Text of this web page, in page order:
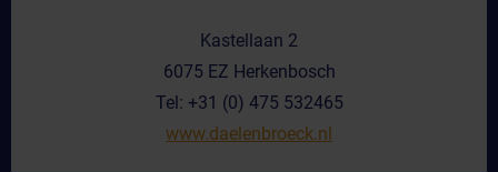
Kastellaan 2
6075 EZ Herkenbosch
Tel: +31 (0) 475 532465
www.daelenbroeck.nl